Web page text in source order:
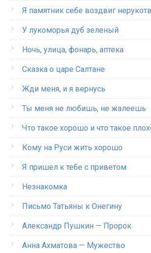
Я памятник себе воздвиг
У лукоморья дуб зеленый
Ночь, улица, фонарь, аптека
Сказка о царе Салтане
Жди меня, и я вернусь
Ты меня не любишь, не жалеешь
Что такое хорошо и что такое
Кому на Руси жить хорошо
Я пришел к тебе с приветом
Незнакомка
Письмо Татьяны к Онегину
Александр Пушкин — Пророк
Анна Ахматова — Мужество